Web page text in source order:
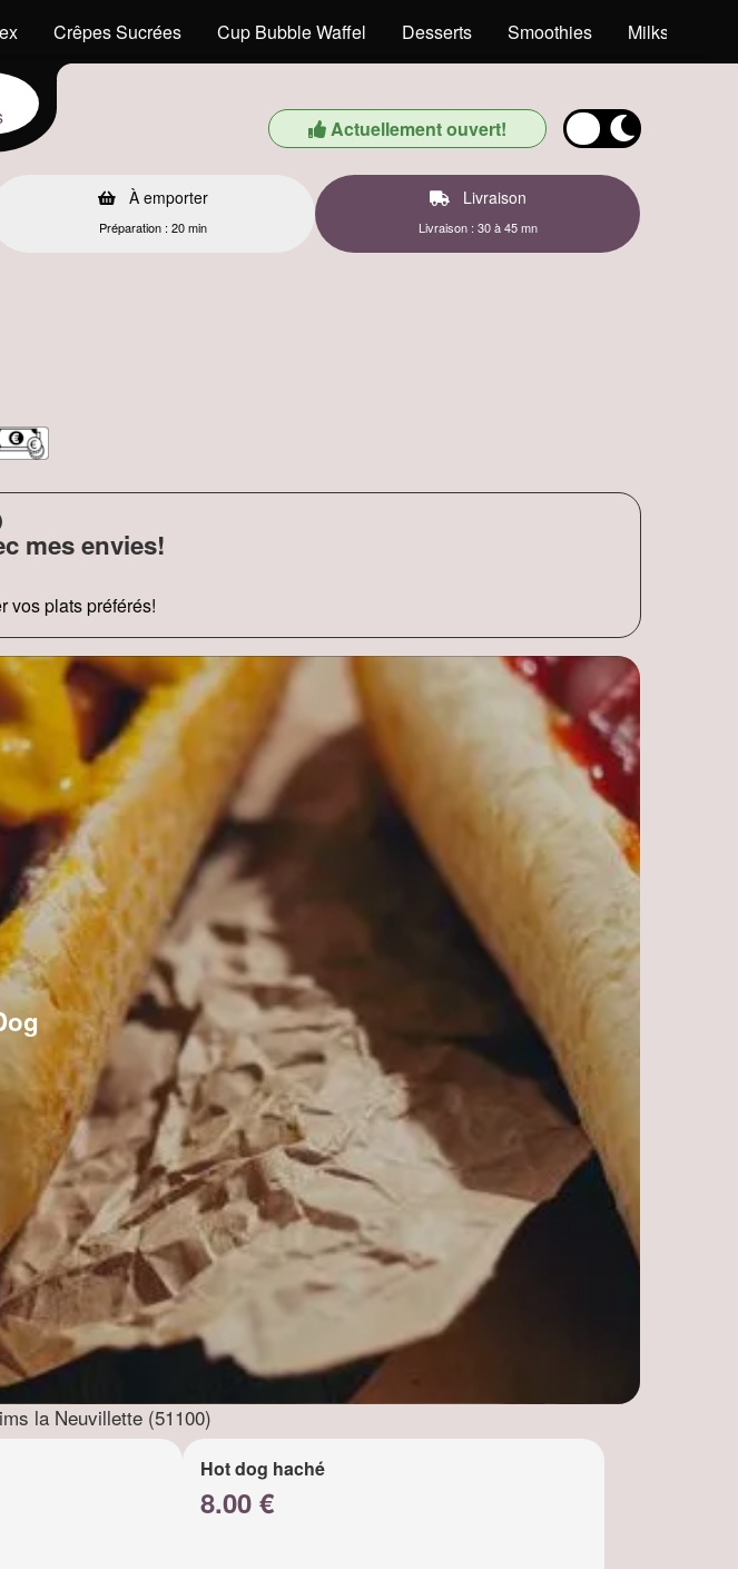
Crêpes Sucrées Cup Bubble Waffel Desserts Smoothies Milkshakes
Actuellement ouvert!
À emporter
Préparation : 20 min
Livraison
Livraison : 30 à 45 mn
mes envies!
vos plats préférés!
la Neuvillette (51100)
Hot dog haché
8.00 €